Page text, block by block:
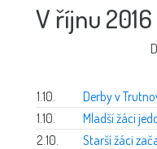
V říjnu
1.10.
Derby v
1.10.
Mladší žáci
2.10.
Starší žáci